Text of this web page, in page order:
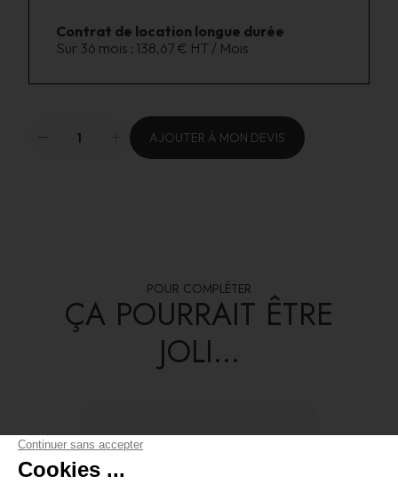
Contrat de location longue durée
Sur 36 mois : 138,67 € HT / Mois
AJOUTER À MON DEVIS
POUR COMPLÉTER
ÇA POURRAIT ÊTRE
JOLI...